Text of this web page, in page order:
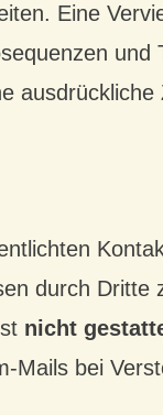
Eine
und
durch Dritte
nicht
Mails bei